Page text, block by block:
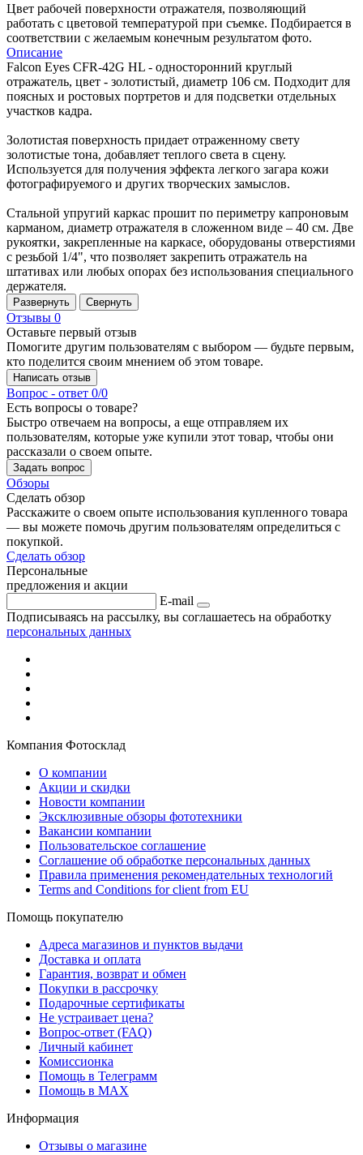
Цвет рабочей поверхности отражателя, позволяющий
работать с цветовой температурой при съемке. Подбирается в
соответствии с желаемым конечным результатом фото.
Описание
Falcon Eyes CFR-42G HL - односторонний круглый
отражатель, цвет - золотистый, диаметр 106 см. Подходит для
поясных и ростовых портретов и для подсветки отдельных
участков кадра.
Золотистая поверхность придает отраженному свету
золотистые тона, добавляет теплого света в сцену.
Используется для получения эффекта легкого загара кожи
фотографируемого и других творческих замыслов.
Стальной упругий каркас прошит по периметру капроновым
карманом, диаметр отражателя в сложенном виде – 40 см. Две
рукоятки, закрепленные на каркасе, оборудованы отверстиями
с резьбой 1/4", что позволяет закрепить отражатель на
штативах или любых опорах без использования специального
держателя.
Развернуть Свернуть
Отзывы 0
Оставьте первый отзыв
Помогите другим пользователям с выбором — будьте первым,
кто поделится своим мнением об этом товаре.
Написать отзыв
Вопрос - ответ 0/0
Есть вопросы о товаре?
Быстро отвечаем на вопросы, а еще отправляем их
пользователям, которые уже купили этот товар, чтобы они
рассказали о своем опыте.
Задать вопрос
Обзоры
Сделать обзор
Расскажите о своем опыте использования купленного товара
— вы можете помочь другим пользователям определиться с
покупкой.
Сделать обзор
Персональные
предложения и акции
E-mail
Подписываясь на рассылку, вы соглашаетесь на обработку
персональных данных
Компания Фотосклад
О компании
Акции и скидки
Новости компании
Эксклюзивные обзоры фототехники
Вакансии компании
Пользовательское соглашение
Соглашение об обработке персональных данных
Правила применения рекомендательных технологий
Terms and Conditions for client from EU
Помощь покупателю
Адреса магазинов и пунктов выдачи
Доставка и оплата
Гарантия, возврат и обмен
Покупки в рассрочку
Подарочные сертификаты
Не устраивает цена?
Вопрос-ответ (FAQ)
Личный кабинет
Комиссионка
Помощь в Телеграмм
Помощь в MAX
Информация
Отзывы о магазине